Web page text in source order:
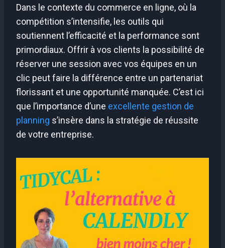
Dans le contexte du commerce en ligne, où la
compétition s’intensifie, les outils qui
soutiennent l’efficacité et la performance sont
primordiaux. Offrir à vos clients la possibilité de
réserver une session avec vos équipes en un
clic peut faire la différence entre un partenariat
florissant et une opportunité manquée. C’est ici
que l’importance d’une excellente gestion de
planning s’insère dans la stratégie de réussite
de votre entreprise.